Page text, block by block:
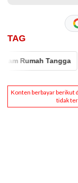
TAG
Rumah Tangga